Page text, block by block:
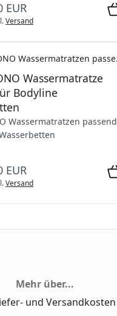
EUR
Versand
Wassermatratze
Bodyline
Wassermatratzen passend
EUR
Versand
Mehr über...
und Versandkosten